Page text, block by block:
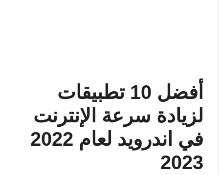
أفضل 10 تطبيقات
لزيادة سرعة الإنترنت
في اندرويد لعام 2022
2023